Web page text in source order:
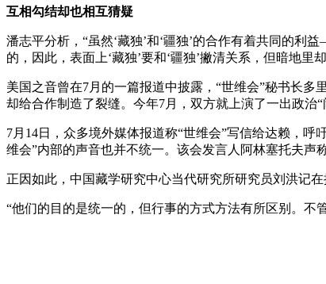
互相勾结却也相互猜疑
潘志平分析，“虽然‘藏独’和‘疆独’的合作有着共同的
的，因此，表面上‘藏独’要和‘疆独’撇清关系，但暗地里
美国之音曾在7月的一篇报道中披露，“世维会”秘书长
却给合作制造了裂缝。今年7月，双方就上演了一出政治“
7月14日，众多境外媒体报道称“世维会”写信给达赖，
维会”内部的声音也并不统一。该会发言人阿林塞托夫声
正因如此，中国藏学研究中心当代研究所研究员刘洪记
“他们的目的是统一的，但行事的方式方法有所区别。不